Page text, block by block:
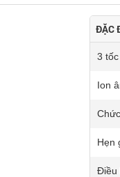
ĐẶC
3
Ion
Hẹn
Điều